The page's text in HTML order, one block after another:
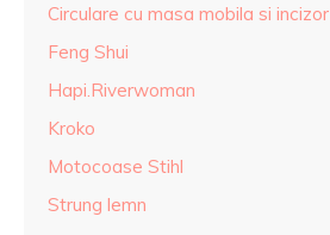
Circulare cu masa mobila si incizor
Feng Shui
Hapi.Riverwoman
Kroko
Motocoase Stihl
Strung lemn